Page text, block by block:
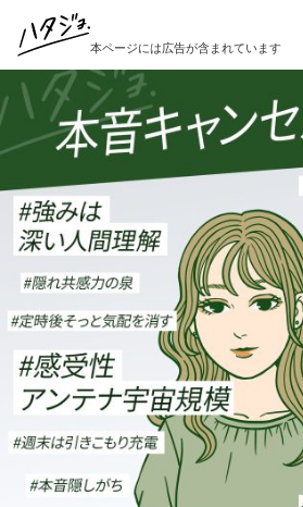
本ページには広告が含まれています
ハタジョ診断を受ける
本音キャンセル界隈
秒で反省界隈
縁の下の繊細女子界隈
好奇心インフレ界隈
陽キャ仮面界隈
理想と現実の狭間界隈
自責こじらせ界隈
イエスウーマン界隈
豆腐メンタル界隈
夢見女子界隈